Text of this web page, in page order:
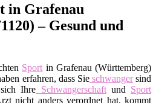
in Grafenau
– Gesund und
Sport in Grafenau (Württemberg)
erfahren, dass Sieschwangersind
Ihre Schwangerschaftund Sport
nicht anders verordnet hat, kommt